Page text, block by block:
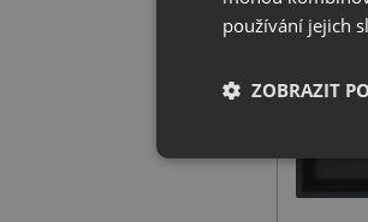
používání jejich
ZOBRAZIT
Nezbytně nutné